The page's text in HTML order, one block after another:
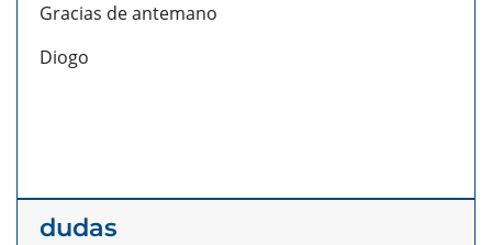
Gracias de antemano
Diogo
dudas